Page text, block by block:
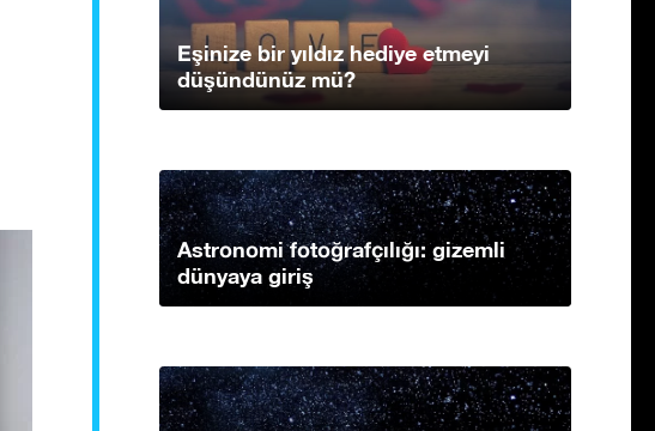
Eşinize bir yıldız hediye etmeyi
düşündünüz mü?
Astronomi fotoğrafçılığı: gizemli
dünyaya giriş